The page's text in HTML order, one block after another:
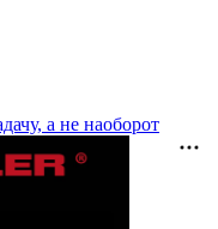
а не наоборот